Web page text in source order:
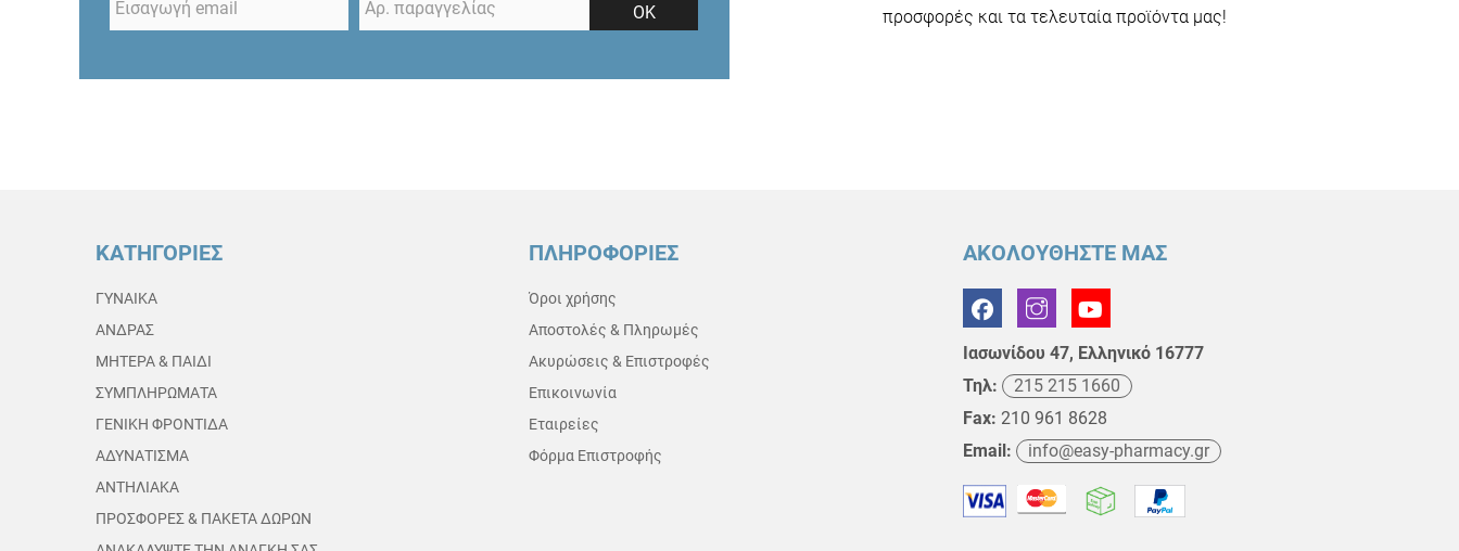
ΟΚ
προσφορές και τα τελευταία προϊόντα μας!
ΚΑΤΗΓΟΡΙΕΣ
ΓΥΝΑΙΚΑ
ΑΝΔΡΑΣ
ΜΗΤΕΡΑ & ΠΑΙΔΙ
ΣΥΜΠΛΗΡΩΜΑΤΑ
ΓΕΝΙΚΗ ΦΡΟΝΤΙΔΑ
ΑΔΥΝΑΤΙΣΜΑ
ΑΝΤΗΛΙΑΚΑ
ΠΡΟΣΦΟΡΕΣ & ΠΑΚΕΤΑ ΔΩΡΩΝ
ΠΛΗΡΟΦΟΡΙΕΣ
Όροι χρήσης
Αποστολές & Πληρωμές
Ακυρώσεις & Επιστροφές
Επικοινωνία
Εταιρείες
Φόρμα Επιστροφής
ΑΚΟΛΟΥΘΗΣΤΕ ΜΑΣ
Ιασωνίδου 47, Ελληνικό 16777
Τηλ:
215 215 1660
Fax: 210 961 8628
Email:
info@easy-pharmacy.gr